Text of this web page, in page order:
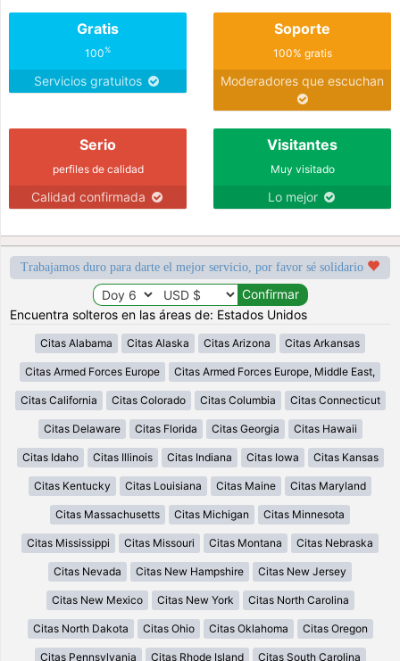
Gratis
100%
Servicios gratuitos
Soporte
100% gratis
Moderadores que escuchan
Serio
perfiles de calidad
Calidad confirmada
Visitantes
Muy visitado
Lo mejor
Trabajamos duro para darte el mejor servicio, por favor sé solidario
Encuentra solteros en las áreas de: Estados Unidos
Citas Alabama Citas Alaska Citas Arizona Citas Arkansas
Citas Armed Forces Europe Citas Armed Forces Europe, Middle East,
Citas California Citas Colorado Citas Columbia Citas Connecticut
Citas Delaware Citas Florida Citas Georgia Citas Hawaii
Citas Idaho Citas Illinois Citas Indiana Citas Iowa Citas Kansas
Citas Kentucky Citas Louisiana Citas Maine Citas Maryland
Citas Massachusetts Citas Michigan Citas Minnesota
Citas Mississippi Citas Missouri Citas Montana Citas Nebraska
Citas Nevada Citas New Hampshire Citas New Jersey
Citas New Mexico Citas New York Citas North Carolina
Citas North Dakota Citas Ohio Citas Oklahoma Citas Oregon
Citas Pennsylvania Citas Rhode Island Citas South Carolina